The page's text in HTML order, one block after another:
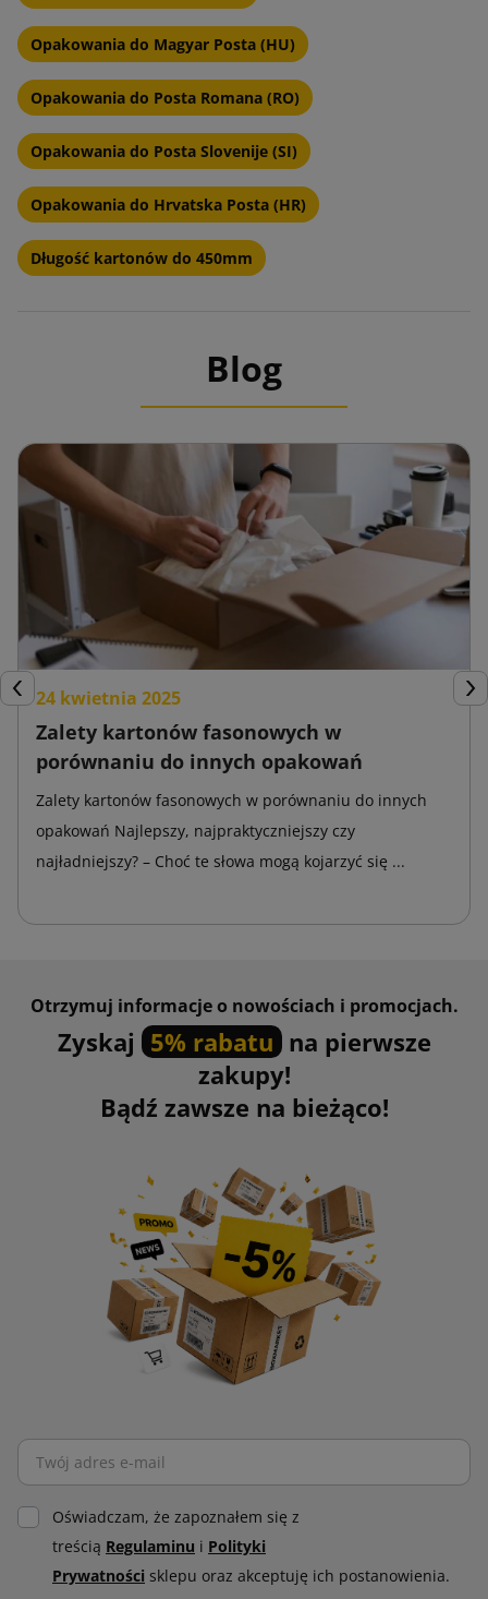
Opakowania do Magyar Posta (HU)
Opakowania do Posta Romana (RO)
Opakowania do Posta Slovenije (SI)
Opakowania do Hrvatska Posta (HR)
Długość kartonów do 450mm
Blog
Poprzedni
24 kwietnia 2025
Zalety kartonów fasonowych w
porównaniu do innych opakowań
Zalety kartonów fasonowych w porównaniu do innych
opakowań Najlepszy, najpraktyczniejszy czy
najładniejszy? – Choć te słowa mogą kojarzyć się ...
Otrzymuj informacje o nowościach i promocjach.
Zyskaj 5% rabatu na pierwsze
zakupy!
Bądź zawsze na bieżąco!
Oświadczam, że zapoznałem się z
treścią Regulaminu i Polityki
Prywatności sklepu oraz akceptuję ich postanowienia.